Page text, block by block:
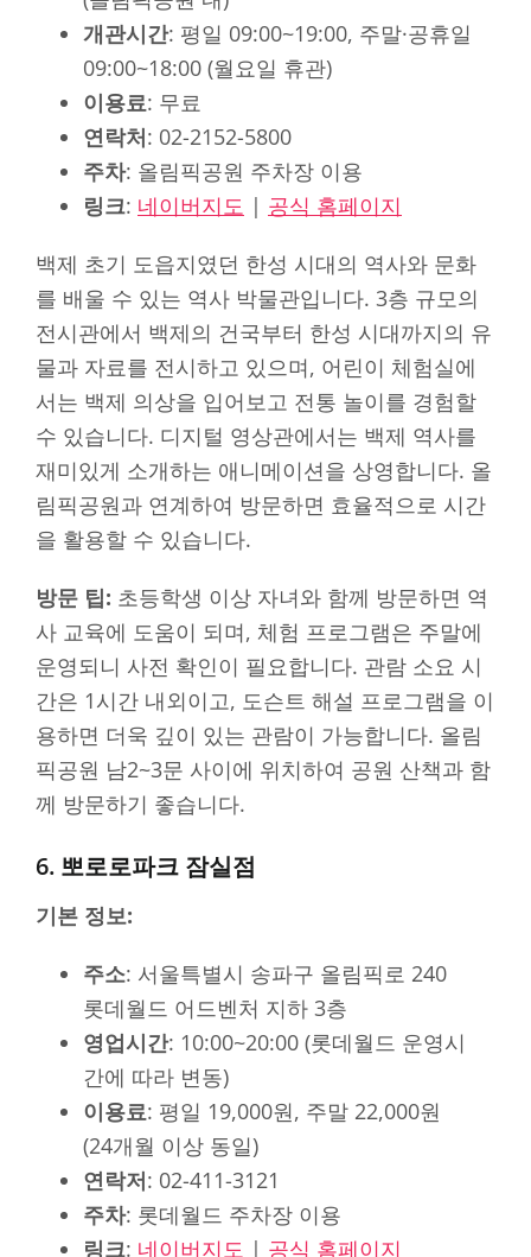
개관시간: 평일 09:00~19:00, 주말·공휴일
09:00~18:00 (월요일 휴관)
이용료: 무료
연락처: 02-2152-5800
주차: 올림픽공원 주차장 이용
링크: 네이버지도 | 공식 홈페이지
백제 초기 도읍지였던 한성 시대의 역사와 문화
를 배울 수 있는 역사 박물관입니다. 3층 규모의
전시관에서 백제의 건국부터 한성 시대까지의 유
물과 자료를 전시하고 있으며, 어린이 체험실에
서는 백제 의상을 입어보고 전통 놀이를 경험할
수 있습니다. 디지털 영상관에서는 백제 역사를
재미있게 소개하는 애니메이션을 상영합니다. 올
림픽공원과 연계하여 방문하면 효율적으로 시간
을 활용할 수 있습니다.
방문 팁: 초등학생 이상 자녀와 함께 방문하면 역
사 교육에 도움이 되며, 체험 프로그램은 주말에
운영되니 사전 확인이 필요합니다. 관람 소요 시
간은 1시간 내외이고, 도슨트 해설 프로그램을 이
용하면 더욱 깊이 있는 관람이 가능합니다. 올림
픽공원 남2~3문 사이에 위치하여 공원 산책과 함
께 방문하기 좋습니다.
6. 뽀로로파크 잠실점
기본 정보:
주소: 서울특별시 송파구 올림픽로 240
롯데월드 어드벤처 지하 3층
영업시간: 10:00~20:00 (롯데월드 운영시
간에 따라 변동)
이용료: 평일 19,000원, 주말 22,000원
(24개월 이상 동일)
연락저: 02-411-3121
주차: 롯데월드 주차장 이용
링크: 네이버지도 | 공식 홈페이지